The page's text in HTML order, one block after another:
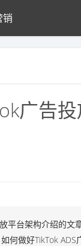
销
广告
平台架构介绍的文
何做好TikTok